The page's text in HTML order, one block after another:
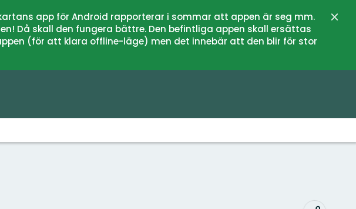
app för Android rapporterar i sommar att appen är seg mm.
Då skall den fungera bättre. Den befintliga appen skall ersättas
(för att klara offline-läge) men det innebär att den blir för stor